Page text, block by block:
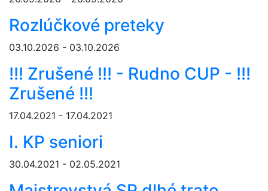
Rozlúčkové preteky
03.10.2026 - 03.10.2026
!!! Zrušené !!! - Rudno CUP - !!!
Zrušené !!!
17.04.2021 - 17.04.2021
I. KP seniori
30.04.2021 - 02.05.2021